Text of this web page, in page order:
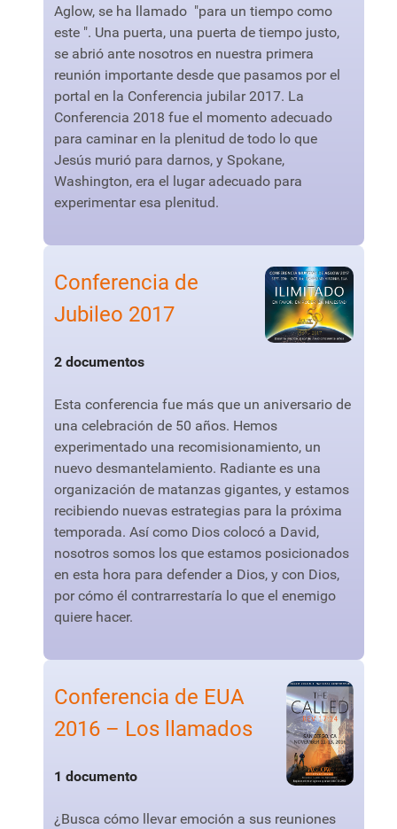
Aglow, se ha llamado "para un tiempo como
este ". Una puerta, una puerta de tiempo justo,
se abrió ante nosotros en nuestra primera
reunión importante desde que pasamos por el
portal en la Conferencia jubilar 2017. La
Conferencia 2018 fue el momento adecuado
para caminar en la plenitud de todo lo que
Jesús murió para darnos, y Spokane,
Washington, era el lugar adecuado para
experimentar esa plenitud.
Conferencia de
Jubileo 2017
2 documentos
Esta conferencia fue más que un aniversario de
una celebración de 50 años. Hemos
experimentado una recomisionamiento, un
nuevo desmantelamiento. Radiante es una
organización de matanzas gigantes, y estamos
recibiendo nuevas estrategias para la próxima
temporada. Así como Dios colocó a David,
nosotros somos los que estamos posicionados
en esta hora para defender a Dios, y con Dios,
por cómo él contrarrestaría lo que el enemigo
quiere hacer.
Conferencia de EUA
2016 – Los llamados
1 documento
¿Busca cómo llevar emoción a sus reuniones